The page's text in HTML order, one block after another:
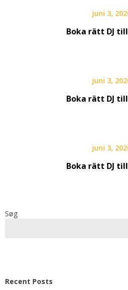
juni 3,
Boka rätt DJ
juni 3,
Boka rätt DJ
juni 3,
Boka rätt DJ
Søg
Recent Posts